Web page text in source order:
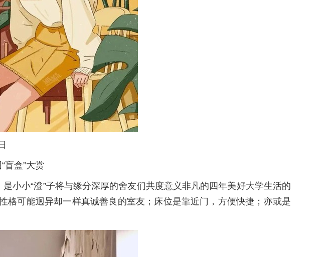
盲盒”大赏
小小“澄”子将与缘分深厚的舍友们共度意义非凡的四年美好大学生活的
可能迥异却一样真诚善良的室友；床位是靠近门，方便快捷；亦或是